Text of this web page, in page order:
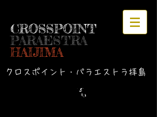
CROSSPOINT
PARAESTRA
HAIJIMA
クロスポイント・パラエストラ拝島